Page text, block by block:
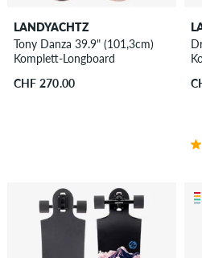
LANDYACHTZ
Tony Danza 39.9" (101,3cm)
Komplett-Longboard
CHF 270.00